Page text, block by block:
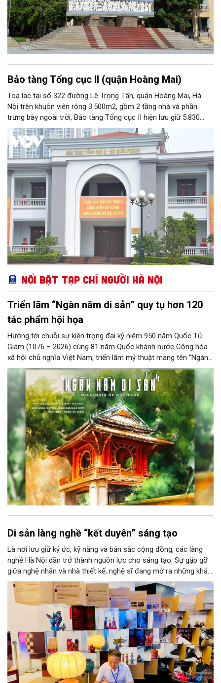
Bảo tàng Tổng cục II (quận Hoàng Mai)
Toạ lạc tại số 322 đường Lê Trọng Tấn, quận Hoàng Mai, Hà
Nội trên khuôn viên rộng 3.500m2, gồm 2 tầng nhà và phần
trưng bày ngoài trời, Bảo tàng Tổng cục II hiện lưu giữ 5.830
hiện vật, trong đó có nhiều hiện vật quý hiếm gắn liền với cuộc
đời hoạt động của nhiều chiến sĩ tình báo xuất sắc của Quân
đội nhân dân Việt Nam. Với chức năng phục vụ công tác nghiên
cứu, tham quan học tập, giáo dục truyền thống, Bảo tàng Tổng
cục II chính thức được Bộ Văn hoá - Thông tin công nhận nằm
trong hệ thống các bảo tàng cấp 2 toàn quân.
Nổi bật Tạp chí Người Hà Nội
Triển lãm “Ngàn năm di sản” quy tụ hơn 120
tác phẩm hội họa
Hướng tới chuỗi sự kiện trọng đại kỷ niệm 950 năm Quốc Tử
Giám (1076 – 2026) cùng 81 năm Quốc khánh nước Cộng hòa
xã hội chủ nghĩa Việt Nam, triển lãm mỹ thuật mang tên “Ngàn
năm di sản” sẽ chính thức khai mạc vào ngày 8/8 tại Nhà Thái
Học, Di tích Quốc gia đặc biệt Văn Miếu – Quốc Tử Giám. Sự
kiện kéo dài đến ngày 25/9/2026 hứa hẹn trở thành điểm đến
văn hóa đầy sức hút, góp phần làm phong phú đời sống nghệ
thuật của Thủ đô trong mùa thu này.
Di sản làng nghề “kết duyên” sáng tạo
Là nơi lưu giữ ký ức, kỹ năng và bản sắc cộng đồng, các làng
nghề Hà Nội dần trở thành nguồn lực cho sáng tạo. Sự gặp gỡ
giữa nghệ nhân và nhà thiết kế, nghệ sĩ đang mở ra những khả
năng phát triển mới cho thủ công đương đại trên nền tảng di
sản. Từ những cuộc “kết duyên” đầy cảm hứng ấy, Hà Nội đang
khơi thông mạch ngầm của hệ sinh thái thủ công, biến vốn cổ
thành động lực bền vững cho tương lai.